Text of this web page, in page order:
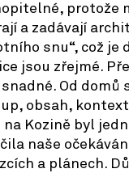
protože
a zadávají
snu“, což je
jsou zřejmé.
Od domů
obsah,
na Kozině byl
naše
a plánech.